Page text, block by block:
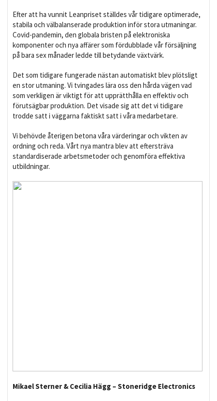
Efter att ha vunnit Leanpriset ställdes vår tidigare optimerade,
stabila och välbalanserade produktion inför stora utmaningar.
Covid-pandemin, den globala bristen på elektroniska
komponenter och nya affärer som fördubblade vår försäljning
på bara sex månader ledde till betydande växtvärk.
Det som tidigare fungerade nästan automatiskt blev plötsligt
en stor utmaning. Vi tvingades lära oss den hårda vägen vad
som verkligen är viktigt för att upprätthålla en effektiv och
förutsägbar produktion. Det visade sig att det vi tidigare
trodde satt i väggarna faktiskt satt i våra medarbetare.
Vi behövde återigen betona våra värderingar och vikten av
ordning och reda. Vårt nya mantra blev att eftersträva
standardiserade arbetsmetoder och genomföra effektiva
utbildningar.
Mikael Sterner & Cecilia Hägg – Stoneridge Electronics